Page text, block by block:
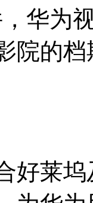
华为
院的
好莱